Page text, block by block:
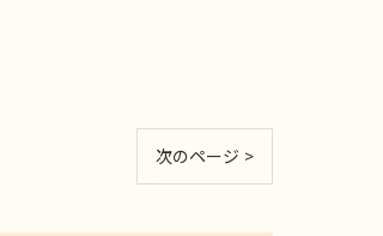
次のページ >